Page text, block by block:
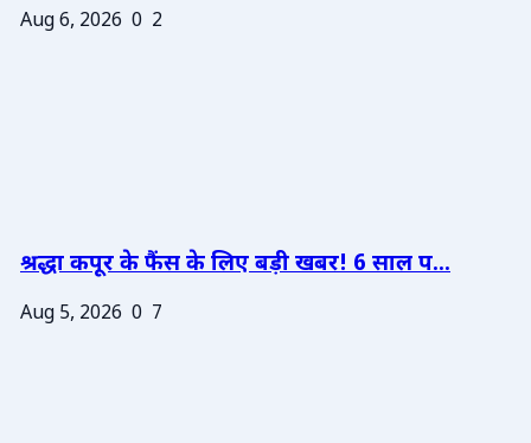
Aug 6, 2026 0 2
श्रद्धा कपूर के फैंस के लिए बड़ी खबर! 6 साल प...
Aug 5, 2026 0 7